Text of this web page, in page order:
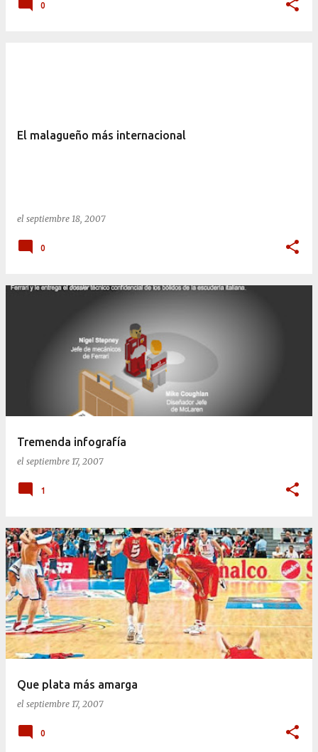
0
El malagueño más internacional
el septiembre 18, 2007
0
Tremenda infografía
el septiembre 17, 2007
1
Que plata más amarga
el septiembre 17, 2007
0